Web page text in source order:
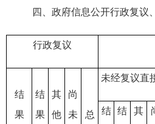
四、政府信息公开行政复议
行政复议
结
果
结
果
其
他
尚
未
总
未经复议直
结
结
其